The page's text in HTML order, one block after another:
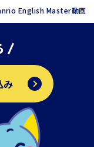
English Master動画
み